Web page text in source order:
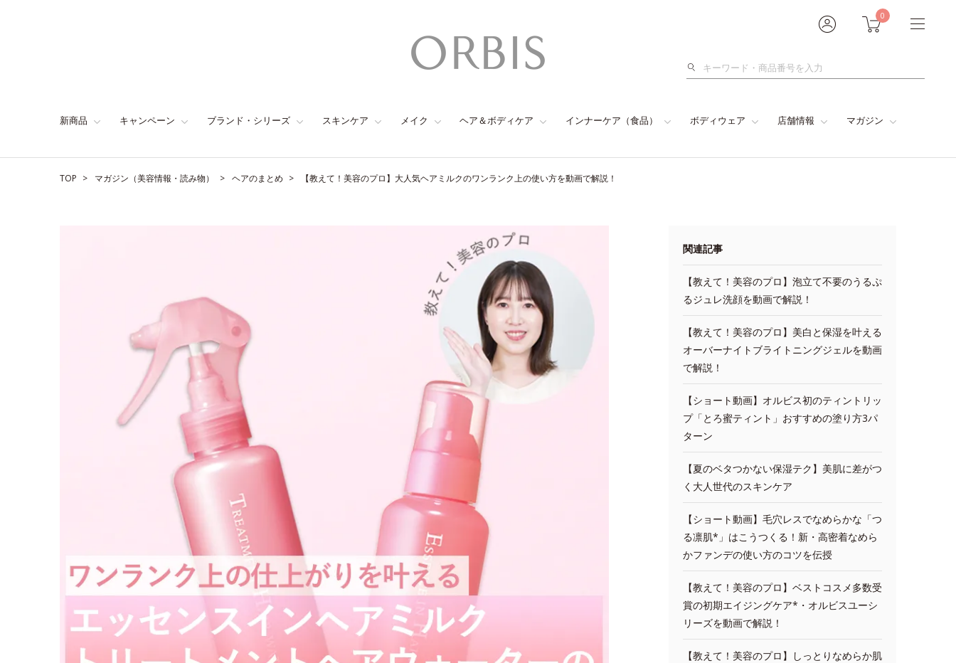
0
検
新商品 キャンペーン ブランド・シリーズ スキンケア メイク ヘア＆ボディケア インナーケア（食品） ボディウェア 店舗情報 マガジン
TOP マガジン（美容情報・読み物） ヘアのまとめ 【教えて！美容のプロ】大人気ヘアミルクのワンランク上の使い方を動画で解説！
関連記事
【教えて！美容のプロ】泡立て不要のうるぷ
るジュレ洗顔を動画で解説！
【教えて！美容のプロ】美白と保湿を叶える
オーバーナイトブライトニングジェルを動画
で解説！
【ショート動画】オルビス初のティントリッ
プ「とろ蜜ティント」おすすめの塗り方3パ
ターン
【夏のベタつかない保湿テク】美肌に差がつ
く大人世代のスキンケア
【ショート動画】毛穴レスでなめらかな「つ
る凛肌*」はこうつくる！新・高密着なめら
かファンデの使い方のコツを伝授
【教えて！美容のプロ】ベストコスメ多数受
賞の初期エイジングケア*・オルビスユーシ
リーズを動画で解説！
【教えて！美容のプロ】しっとりなめらか肌